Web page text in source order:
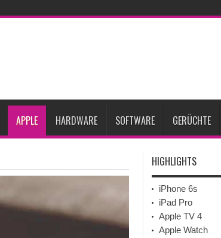
Apple übernimmt Softwarefirma PlasmaSolve iPhone Air 2 für
APPLE HARDWARE SOFTWARE GERÜCHTE
HIGHLIGHTS
iPhone 6s
iPad Pro
Apple TV 4
Apple Watch